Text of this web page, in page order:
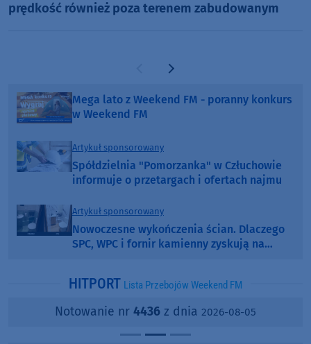
prędkość również poza terenem zabudowanym
Poprzednia strona
Następna strona
Mega lato z Weekend FM - poranny konkurs
w Weekend FM
Artykuł sponsorowany
Spółdzielnia "Pomorzanka" w Człuchowie
informuje o przetargach i ofertach najmu
Artykuł sponsorowany
Nowoczesne wykończenia ścian. Dlaczego
SPC, WPC i fornir kamienny zyskują na
HITPORT Lista Przebojów Weekend FM
Notowanie nr 4436 z dnia 2026-08-05